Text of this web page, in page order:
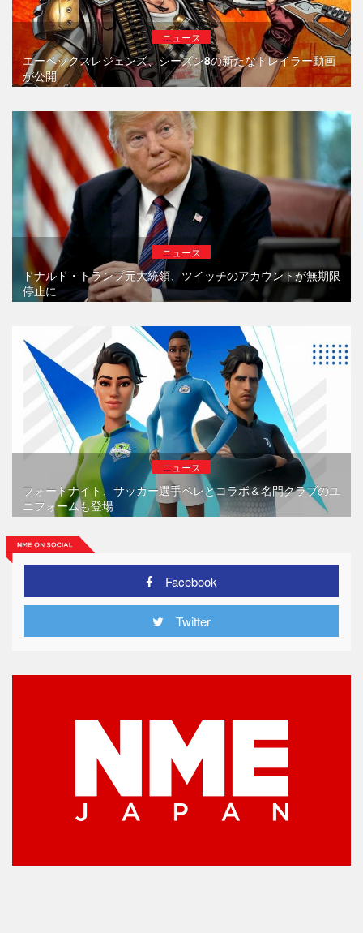
ニュース
エーペックスレジェンズ、シーズン8の新たなトレイラー動画
が公開
ニュース
ドナルド・トランプ元大統領、ツイッチのアカウントが無期限
停止に
ニュース
フォートナイト、サッカー選手ペレとコラボ＆名門クラブのユ
ニフォームも登場
Facebook
Twitter